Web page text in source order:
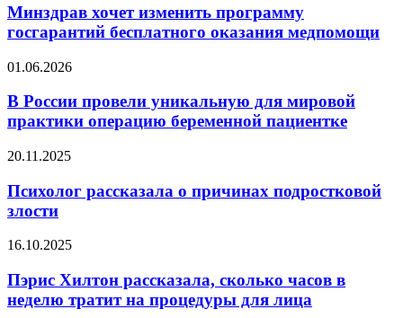
изменить
программу
госгарантий
оказания
Минздрав хочет изменить программу
госгарантий бесплатного оказания медпомощи
В
провели
для
практики
беременной
пациентке
01.06.2026
В России провели уникальную для мировой
практики операцию беременной пациентке
Психолог
о
причинах
подростковой
20.11.2025
Психолог рассказала о причинах подростковой
злости
Пэрис
рассказала,
сколько
часов
16.10.2025
Пэрис Хилтон рассказала, сколько часов в
неделю тратит на процедуры для лица